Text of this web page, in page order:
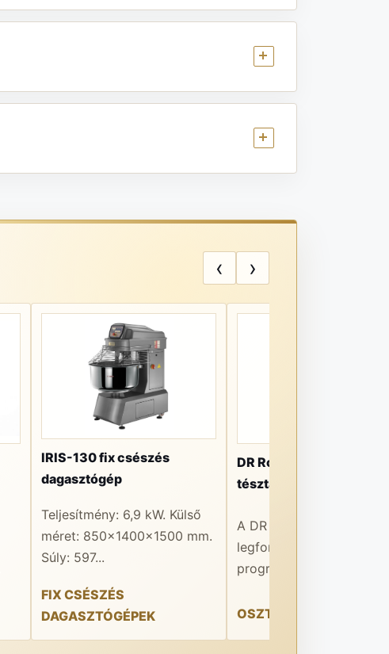
‹ ›
IRIS-130 fix csészés
dagasztógép
Teljesítmény: 6,9 kW. Külső
méret: 850x1400x1500 mm.
Súly: 597...
FIX CSÉSZÉS
DAGASZTÓGÉPEK
DR Robot Automatic
tésztaosztó-gömbölyítő
A DR Robot Automatic
legfontosabb előnye a 10
programmemória...
OSZTÓ-GÖMBÖLYÍTŐK